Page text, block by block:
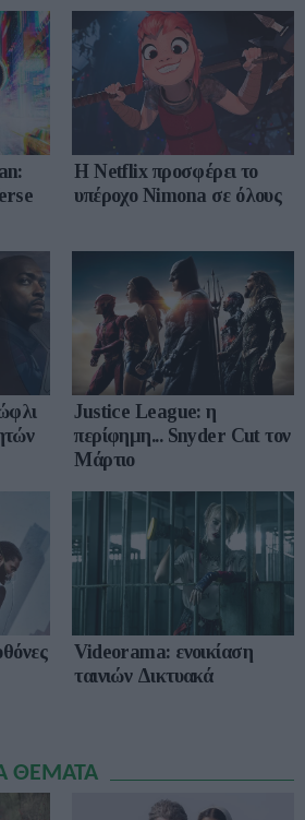
Η Netflix προσφέρει το
υπέροχο Nimona σε όλους
Justice League: η
περίφημη... Snyder Cut τον
Μάρτιο
Videorama: ενοικίαση
ταινιών Δικτυακά
ΘΕΜΑΤΑ